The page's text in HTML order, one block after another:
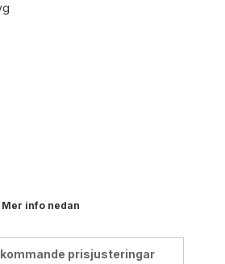
Mer info nedan
prisjusteringar